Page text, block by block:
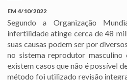
EM 4/10/2022
Segundo a Organização
infertilidade atinge cerca de 48
suas causas podem ser por
no sistema reprodutor masculino
existem casos que não é possível
método foi utilizado revisão